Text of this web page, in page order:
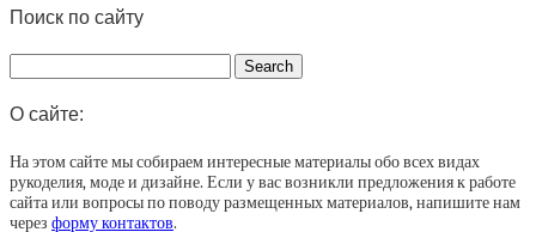
Поиск по сайту
О сайте:
На этом сайте мы собираем интересные материалы обо всех видах
рукоделия, моде и дизайне. Если у вас возникли предложения к работе
сайта или вопросы по поводу размещенных материалов, напишите нам
через форму контактов.